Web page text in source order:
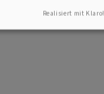
Realisiert mit Klaro!